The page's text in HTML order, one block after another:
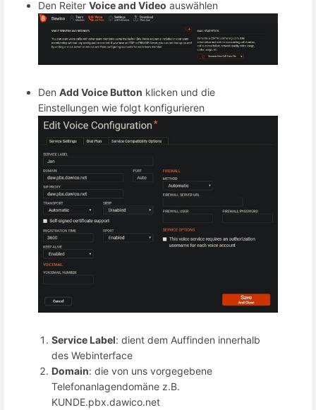
Den Reiter Voice and Video auswählen
Den Add Voice Button klicken und die
Einstellungen wie folgt konfigurieren
Service Label: dient dem Auffinden innerhalb
des Webinterface
Domain: die von uns vorgegebene
Telefonanlagendomäne z.B.
KUNDE.pbx.dawico.net